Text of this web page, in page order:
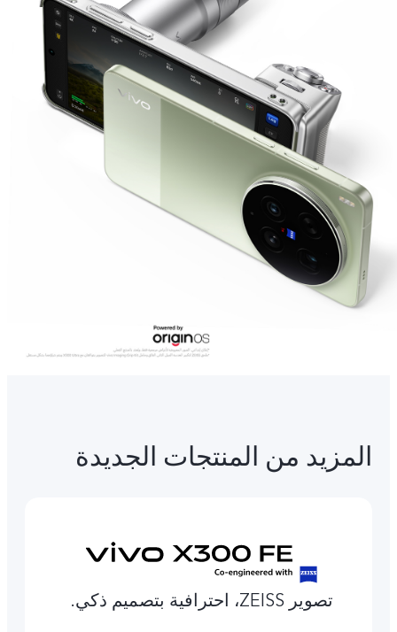
UAE(AR) | حدد البلد/المنطقة
المزيد من المنتجات الجديدة
تصوير ZEISS، احترافية بتصميم ذكي.